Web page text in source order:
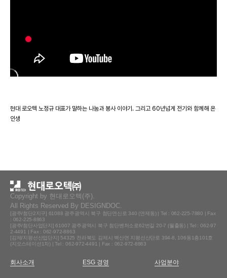
현대 로오텍 노정규 대표가 말하는 나눔과 봉사 이야기. 그리고 60년넘게 전기와 함께해 온
인생
이전글
[기능한국인] 2023년 2월 노정규 대표_현대로오텍(주)_대한민국 제
일의 롤모델이 되다(제192호)
24.01.19
다음글 현대로오텍(주) & 현대이엔티(주) 회사 소개 -출근하자-
Copyright by 현대로오텍(주)
All Rights Reserved By DESIGNDOC.
[광주/첨단2지구] 61088 광주광역시 북구 첨단연신로 340 (연제동) | Tel : 062-225-7880 | Fax
: 062-225-8863
[광주/첨단사업단지] 61007 광주광역시 북구 첨단벤처소로62번길 20-7 (월출동) | Tel : 062-97
2-4491 | Fax : 062-972-8863
[김제/지평선산업단지] 54325 전라북도 김제시 백산면 지평선산단로 394-8, 106동1층101호
(지오스테이션1차) | Tel : 062-972-4491 | Fax : 062-972-8863
회사소개 ESG 경영 사업분야